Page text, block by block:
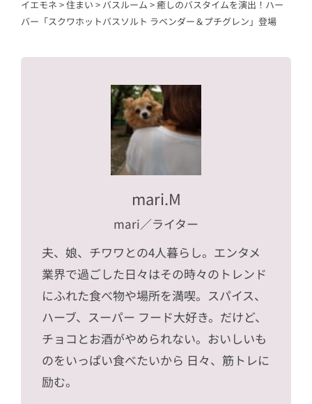
イエモネ >住まい > バスルーム >癒しのバスタイムを演出！ハー
バー「スクワホットバスソルト ラベンダー＆プチグレン」登場
mari.M
mari／ライター
夫、娘、チワワとの4人暮らし。エンタメ
業界で過ごした日々はその時々のトレンド
にふれた食べ物や場所を満喫。スパイス、
ハーブ、スーパー フード大好き。だけど、
チョコとお酒がやめられない。おいしいも
のをいっぱい食べたいから 日々、筋トレに
励む。